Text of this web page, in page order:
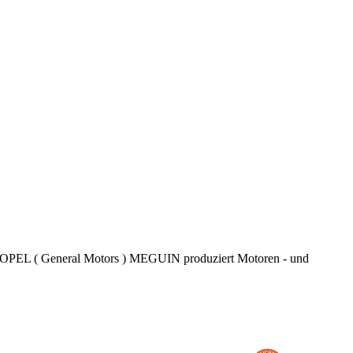
( General Motors ) MEGUIN produziert Motoren - und